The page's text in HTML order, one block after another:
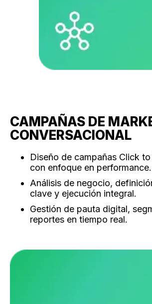
CAMPAÑAS DE
CONVERSACIONAL
Diseño de campañas Click
con enfoque en performance.
Análisis de negocio,
clave y ejecución integral.
Gestión de pauta digital,
reportes en tiempo real.